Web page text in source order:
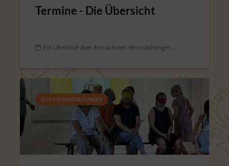
Termine - Die Übersicht
Ein Überblick über die nächsten Veranstaltungen...
SCHULVERANSTALTUNGEN